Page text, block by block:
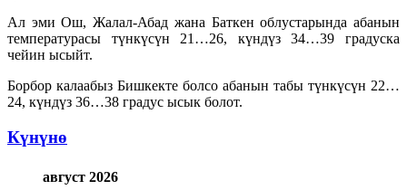
Ал эми Ош, Жалал-Абад жана Баткен облустарында абанын
температурасы ​түнкүсүн 21…26, күндүз 34…39 градуска
чейин ысыйт.
Борбор калаабыз Бишкекте болсо абанын табы түнкүсүн 22…
24, күндүз 36…38 градус ысык болот.
Күнүнө
август 2026